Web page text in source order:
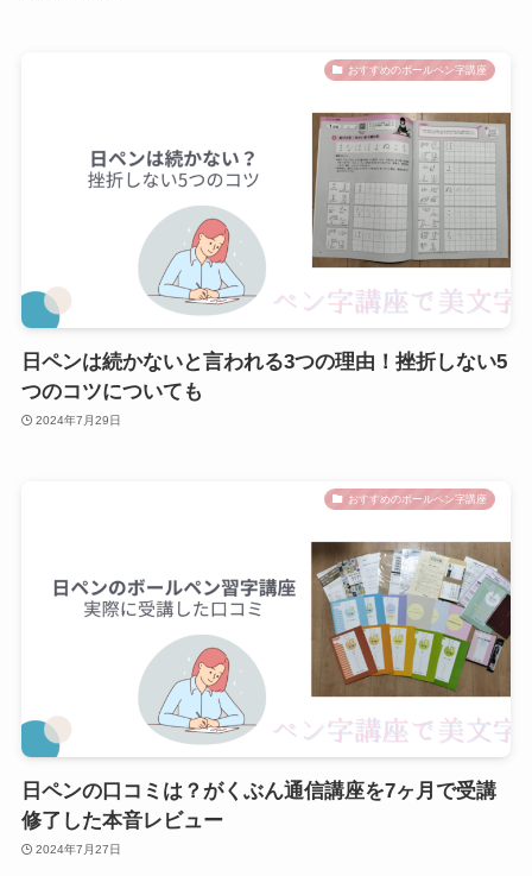
おすすめのボールペン字講座
日ペンは続かないと言われる3つの理由！挫折しない5
つのコツについても
2024年7月29日
おすすめのボールペン字講座
日ペンの口コミは？がくぶん通信講座を7ヶ月で受講
修了した本音レビュー
2024年7月27日